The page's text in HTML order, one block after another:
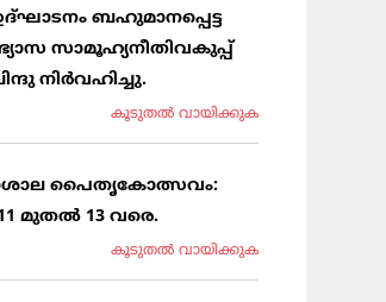
ബഹുമാനപ്പെട്ട
സാമൂഹ്യനീതിവകുപ്പ്
നിർവഹിച്ചു.
കൂടുതല്‍ വായിക്കുക
പൈതൃകോത്സവം:
മുതൽ 13 വരെ.
കൂടുതല്‍ വായിക്കുക